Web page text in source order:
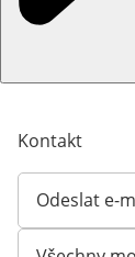
Kontakt
Odeslat e-
Otevírá e-